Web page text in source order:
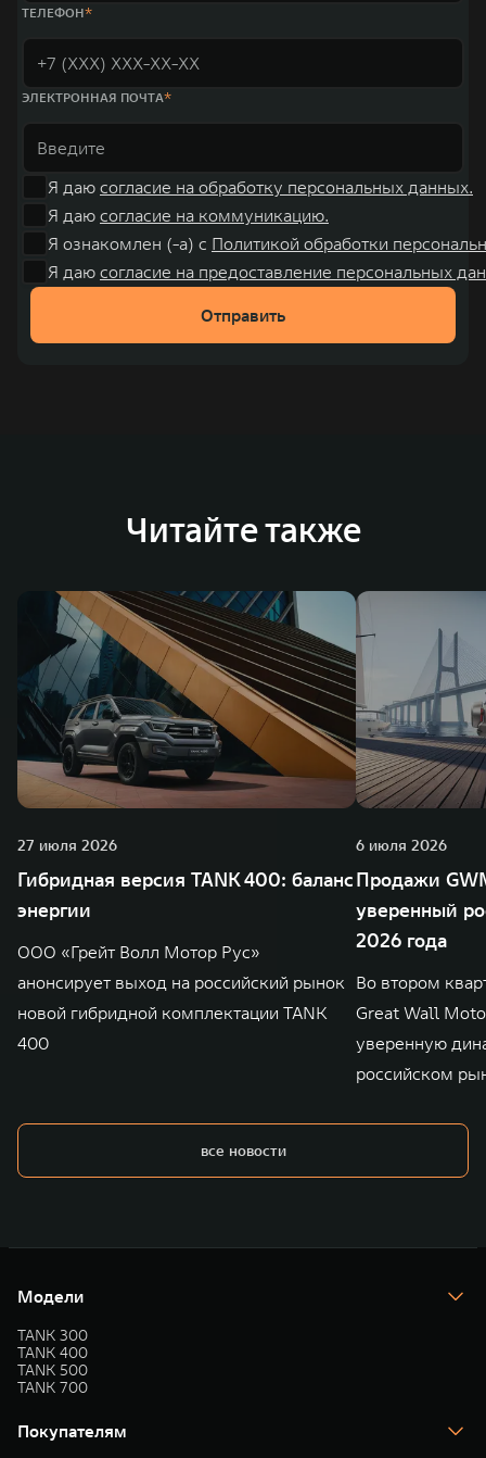
отметку в 1 млн автомобилей в год. По итогам 2021 года общая выручка
юаней (1,6 трлн рублей). С 1998 года Great Wall Motor занимает первое
место по объёмам продаж пикапов в Китае. На сегодняшний день
концерн GWM создал мировую систему исследований и разработок,
включая центры в России, Китае, Японии, США, Германии, Индии,
«14+5», которая включает 10 внутренних производственных
комплексов и 4 зарубежных – в России, Таиланде, Бразилии и Индии, а
ТЕЛЕФОН
ЭЛЕКТРОННАЯ ПОЧТА
Я даю согласие на обработку персональных данных.
Я даю согласие на коммуникацию.
Я ознакомлен (-а) с Политикой обработки
Я даю согласие на предоставление персональных
Отправить
Читайте также
27 июля 2026
Гибридная версия TANK 400: баланс
энергии
ООО «Грейт Волл Мотор Рус»
анонсирует выход на российский рынок
новой гибридной комплектации TANK
400
6 июля 2026
Продажи
уверенный
2026 года
Во втором
Great Wall
уверенную
российском
все новости
Модели
TANK 300
TANK 400
TANK 500
TANK 700
Покупателям